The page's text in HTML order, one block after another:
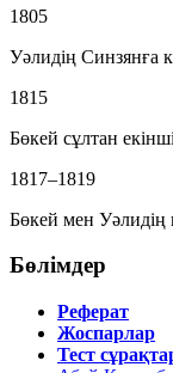
1805
Уәлидің Синзянға
1815
Бөкей сұлтан
1817–1819
Бөкей мен Уәлидің
Бөлімдер
Реферат
Жоспарлар
Тест